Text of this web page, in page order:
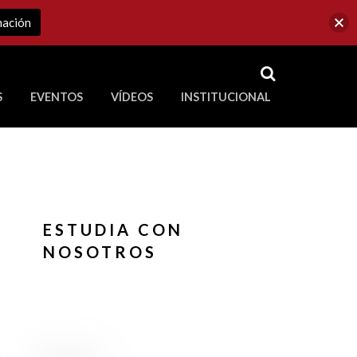
RSS
EVENTOS VÍDEOS INSTITUCIONAL
ESTUDIA CON
NOSOTROS